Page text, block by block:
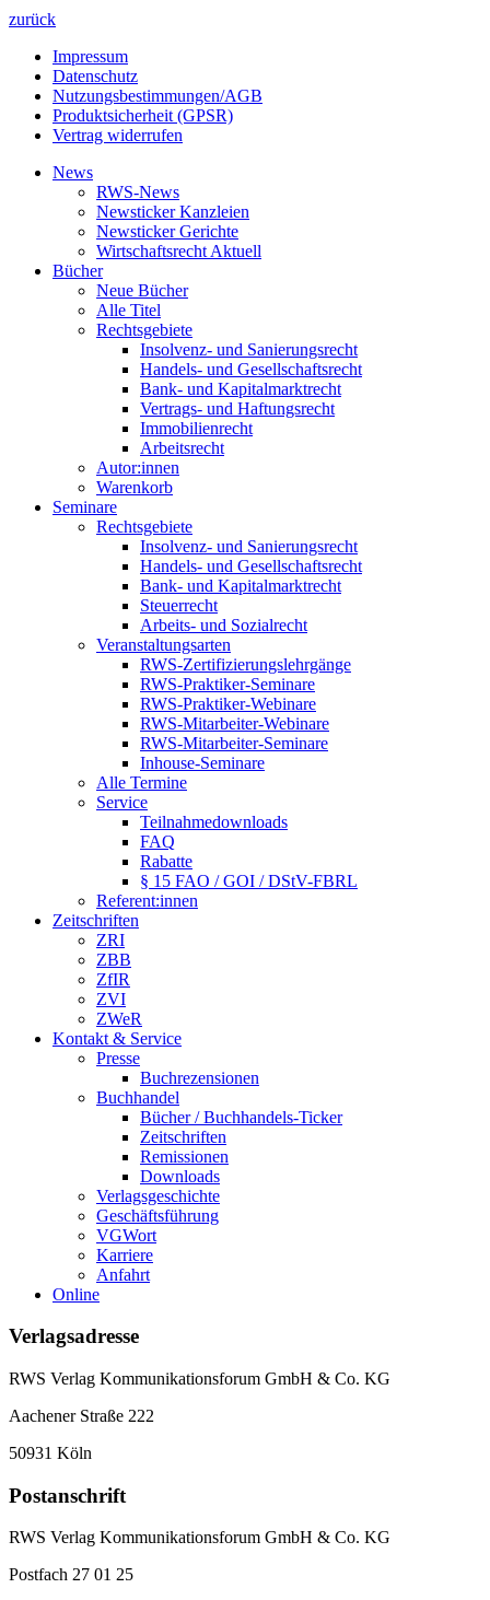
zurück
Impressum
Datenschutz
Nutzungsbestimmungen/AGB
Produktsicherheit (GPSR)
Vertrag widerrufen
News
RWS-News
Newsticker Kanzleien
Newsticker Gerichte
Wirtschaftsrecht Aktuell
Bücher
Neue Bücher
Alle Titel
Rechtsgebiete
Insolvenz- und Sanierungsrecht
Handels- und Gesellschaftsrecht
Bank- und Kapitalmarktrecht
Vertrags- und Haftungsrecht
Immobilienrecht
Arbeitsrecht
Autor:innen
Warenkorb
Seminare
Rechtsgebiete
Insolvenz- und Sanierungsrecht
Handels- und Gesellschaftsrecht
Bank- und Kapitalmarktrecht
Steuerrecht
Arbeits- und Sozialrecht
Veranstaltungsarten
RWS-Zertifizierungslehrgänge
RWS-Praktiker-Seminare
RWS-Praktiker-Webinare
RWS-Mitarbeiter-Webinare
RWS-Mitarbeiter-Seminare
Inhouse-Seminare
Alle Termine
Service
Teilnahmedownloads
FAQ
Rabatte
§ 15 FAO / GOI / DStV-FBRL
Referent:innen
Zeitschriften
ZRI
ZBB
ZfIR
ZVI
ZWeR
Kontakt & Service
Presse
Buchrezensionen
Buchhandel
Bücher / Buchhandels-Ticker
Zeitschriften
Remissionen
Downloads
Verlagsgeschichte
Geschäftsführung
VGWort
Karriere
Anfahrt
Online
Verlagsadresse
RWS Verlag Kommunikationsforum GmbH & Co. KG
Aachener Straße 222
50931 Köln
Postanschrift
RWS Verlag Kommunikationsforum GmbH & Co. KG
Postfach 27 01 25